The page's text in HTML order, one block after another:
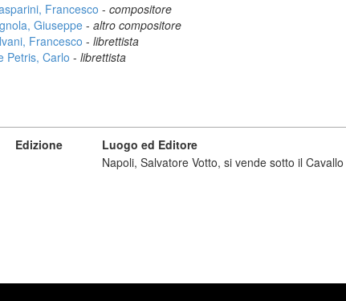
Francesco - compositore
Giuseppe - altro compositore
Francesco - librettista
Petris, Carlo - librettista
Edizione
Luogo ed Editore
Napoli, Salvatore Votto, si vende sotto il